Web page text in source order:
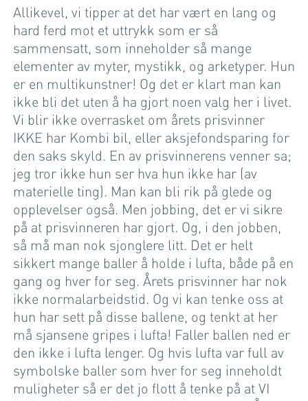
Allikevel, vi tipper at det har vært en lang og
hard ferd mot et uttrykk som er så
sammensatt, som inneholder så mange
elementer av myter, mystikk, og arketyper. Hun
er en multikunstner! Og det er klart man kan
ikke bli det uten å ha gjort noen valg her i livet.
Vi blir ikke overrasket om årets prisvinner
IKKE har Kombi bil, eller aksjefondsparing for
den saks skyld. En av prisvinnerens venner sa;
jeg tror ikke hun ser hva hun ikke har (av
materielle ting). Man kan bli rik på glede og
opplevelser også. Men jobbing, det er vi sikre
på at prisvinneren har gjort. Og, i den jobben,
så må man nok sjonglere litt. Det er helt
sikkert mange baller å holde i lufta, både på en
gang og hver for seg. Årets prisvinner har nok
ikke normalarbeidstid. Og vi kan tenke oss at
hun har sett på disse ballene, og tenkt at her
må sjansene gripes i lufta! Faller ballen ned er
den ikke i lufta lenger. Og hvis lufta var full av
symbolske baller som hver for seg inneholdt
muligheter så er det jo flott å tenke på at VI